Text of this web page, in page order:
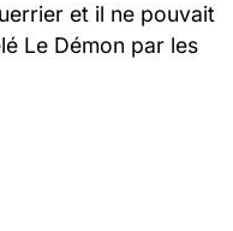
et il ne pouvait
Le Démon par les